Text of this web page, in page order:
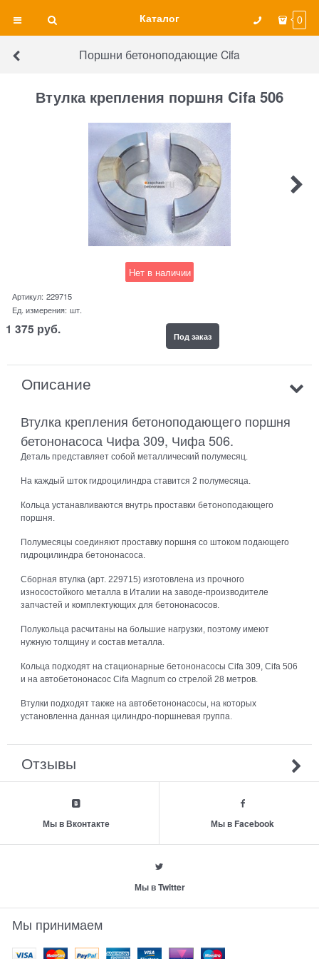
Каталог 0
Поршни бетоноподающие Cifa
Втулка крепления поршня Cifa 506
Нет в наличии
Артикул: 229715
Ед. измерения: шт.
1 375 руб. Под заказ
Описание
Втулка крепления бетоноподающего поршня
бетононасоса Чифа 309, Чифа 506.
Деталь представляет собой металлический полумесяц.
На каждый шток гидроцилиндра ставится 2 полумесяца.
Кольца устанавливаются внутрь проставки бетоноподающего
поршня.
Полумесяцы соединяют проставку поршня со штоком подающего
гидроцилиндра бетононасоса.
Сборная втулка (арт. 229715) изготовлена из прочного
износостойкого металла в Италии на заводе-производителе
запчастей и комплектующих для бетононасосов.
Полукольца расчитаны на большие нагрузки, поэтому имеют
нужную толщину и состав металла.
Кольца подходят на стационарные бетононасосы Cifa 309, Cifa 506
и на автобетононасос Cifa Magnum со стрелой 28 метров.
Втулки подходят также на автобетононасосы, на которых
установленна данная цилиндро-поршневая группа.
Отзывы
Мы в Вконтакте Мы в Facebook
Мы в Twitter
Мы принимаем